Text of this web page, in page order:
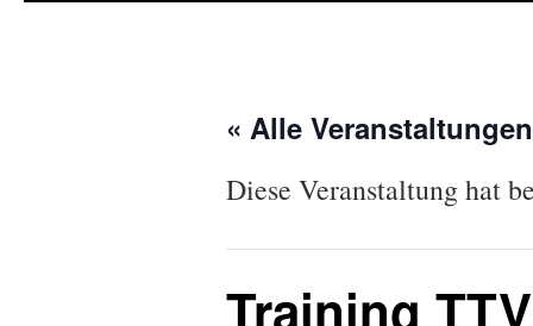
« Alle Veranstaltungen
Diese Veranstaltung hat
Training